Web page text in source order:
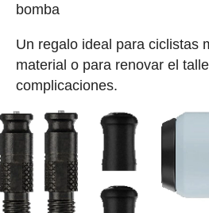
bomba
Un regalo ideal para ciclistas
material o para renovar el
complicaciones.